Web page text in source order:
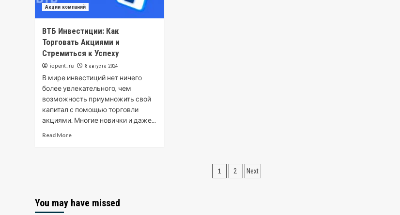
Акции компаний
ВТБ Инвестиции: Как
Торговать Акциями и
Стремиться к Успеху
iopent_ru 8 августа 2024
В мире инвестиций нет ничего
более увлекательного, чем
возможность приумножить свой
капитал с помощью торговли
акциями. Многие новички и даже...
Read More
Пагинация
1 2 Next
You may have missed